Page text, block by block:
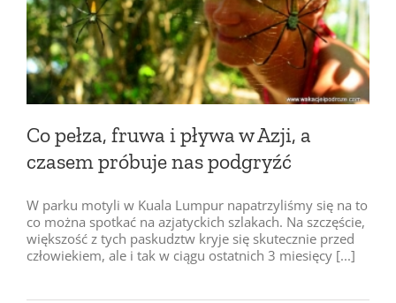
Co pełza, fruwa i pływa w Azji, a
czasem próbuje nas podgryźć
W parku motyli w Kuala Lumpur napatrzyliśmy się na to
co można spotkać na azjatyckich szlakach. Na szczęście,
większość z tych paskudztw kryje się skutecznie przed
człowiekiem, ale i tak w ciągu ostatnich 3 miesięcy [...]